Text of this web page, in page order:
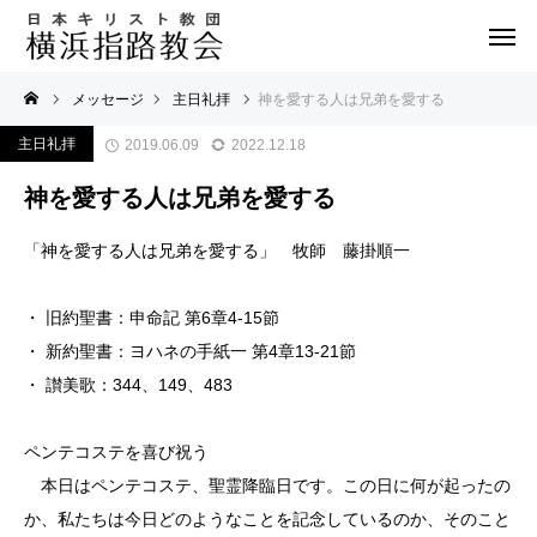
メッセージ 主日礼拝 神を愛する人は兄弟を愛する
主日礼拝 2019.06.09 2022.12.18
神を愛する人は兄弟を愛する
「神を愛する人は兄弟を愛する」 牧師 藤掛順一
・ 旧約聖書：申命記 第6章4-15節
・ 新約聖書：ヨハネの手紙一 第4章13-21節
・ 讃美歌：344、149、483
ペンテコステを喜び祝う
本日はペンテコステ、聖霊降臨日です。この日に何が起ったの
か、私たちは今日どのようなことを記念しているのか、そのこと